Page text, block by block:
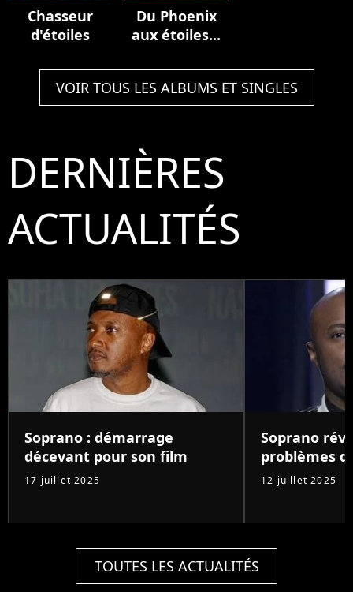
Chasseur
d'étoiles
Du Phoenix
aux étoiles...
VOIR TOUS LES ALBUMS ET SINGLES
DERNIÈRES
ACTUALITÉS
Soprano : démarrage
décevant pour son film
17 juillet 2025
Soprano
problèmes
12 juillet 2025
TOUTES LES ACTUALITÉS